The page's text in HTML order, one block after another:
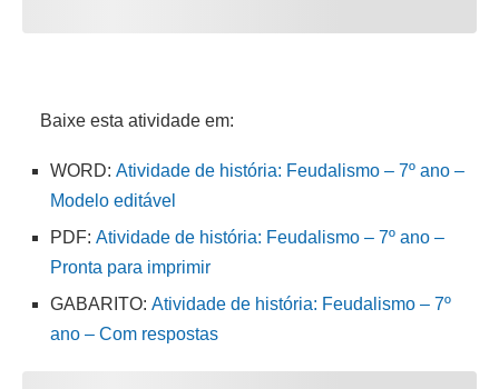
Baixe esta atividade em:
WORD: Atividade de história: Feudalismo – 7º ano –
Modelo editável
PDF: Atividade de história: Feudalismo – 7º ano –
Pronta para imprimir
GABARITO: Atividade de história: Feudalismo – 7º
ano – Com respostas